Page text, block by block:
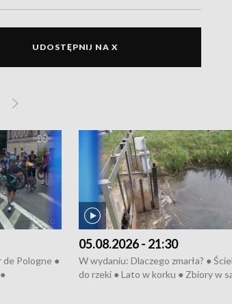
UDOSTĘPNIJ NA X
de Pologne ●
05.08.2026 - 21:30
W wydaniu: Dlaczego zmarła? ●
do rzeki ● Lato w korku ● Zbiory w